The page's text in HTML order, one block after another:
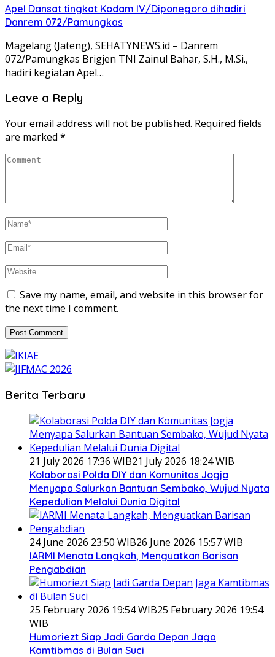
Apel Dansat tingkat Kodam lV/Diponegoro dihadiri
Danrem 072/Pamungkas
Magelang (Jateng), SEHATYNEWS.id – Danrem
072/Pamungkas Brigjen TNI Zainul Bahar, S.H., M.Si.,
hadiri kegiatan Apel…
Leave a Reply
Your email address will not be published. Required fields
are marked *
Save my name, email, and website in this browser for
the next time I comment.
Berita Terbaru
21 July 2026 17:36 WIB21 July 2026 18:24 WIB
Kolaborasi Polda DIY dan Komunitas Jogja
Menyapa Salurkan Bantuan Sembako, Wujud Nyata
Kepedulian Melalui Dunia Digital
24 June 2026 23:50 WIB26 June 2026 15:57 WIB
IARMI Menata Langkah, Menguatkan Barisan
Pengabdian
25 February 2026 19:54 WIB25 February 2026 19:54
WIB
Humoriezt Siap Jadi Garda Depan Jaga
Kamtibmas di Bulan Suci